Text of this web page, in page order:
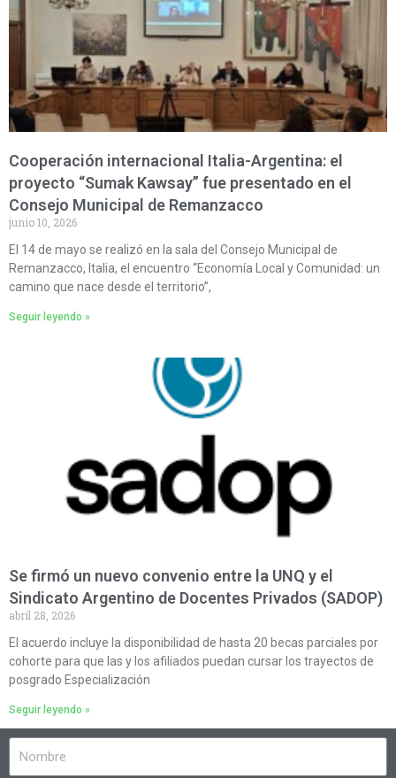
Cooperación internacional Italia-Argentina: el
proyecto “Sumak Kawsay” fue presentado en el
Consejo Municipal de Remanzacco
junio 10, 2026
El 14 de mayo se realizó en la sala del Consejo Municipal de
Remanzacco, Italia, el encuentro “Economía Local y Comunidad: un
camino que nace desde el territorio”,
Seguir leyendo »
Se firmó un nuevo convenio entre la UNQ y el
Sindicato Argentino de Docentes Privados (SADOP)
abril 28, 2026
El acuerdo incluye la disponibilidad de hasta 20 becas parciales por
cohorte para que las y los afiliados puedan cursar los trayectos de
posgrado Especialización
Seguir leyendo »